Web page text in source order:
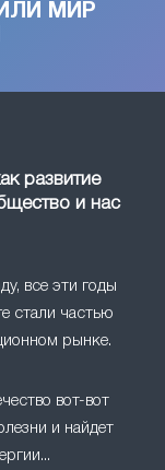
МИР
развитие
и нас
все эти годы
стали частью
рынке.
вот-вот
и найдет